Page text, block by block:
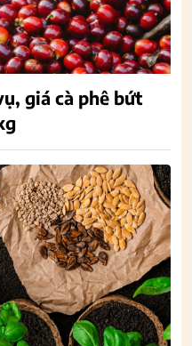
giá cà phê bứt